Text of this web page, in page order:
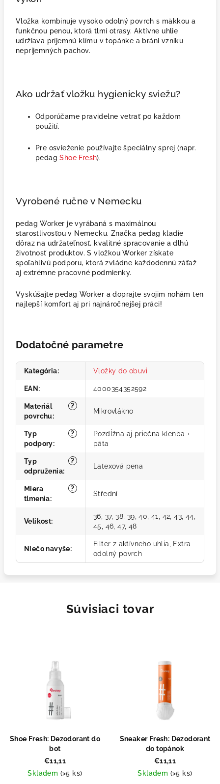
Vložka kombinuje vysoko odolný povrch s mäkkou a
funkčnou penou, ktorá tlmí otrasy. Aktívne uhlie
udržiava príjemnú klímu v topánke a bráni vzniku
nepríjemných pachov.
Ako udržať vložku hygienicky sviežu?
Odporúčame pravidelne vetrať po každom
použití.
Pre osvieženie používajte špeciálny sprej (napr.
pedagShoe Fresh).
Vyrobené ručne v Nemecku
pedag Worker je vyrábaná s maximálnou
starostlivosťou v Nemecku. Značka pedag kladie
dôraz na udržateľnosť, kvalitné spracovanie a dlhú
životnosť produktov. S vložkou Worker získate
spoľahlivú podporu, ktorá zvládne každodennú záťaž
aj extrémne pracovné podmienky.
Vyskúšajte pedag Worker a doprajte svojim nohám ten
najlepší komfort aj pri najnáročnejšej práci!
Dodatočné parametre
Kategória: Vložky do obuvi
EAN : 4000354352592
?
Materiál
povrchu:
Mikrovlákno
?
Typ
podpory:
Pozdĺžna aj priečna klenba +
päta
?
Typ
odpruženia:
Latexová pena
?
Miera
tlmenia:
Střední
Velikost:
36, 37, 38, 39, 40, 41, 42, 43, 44,
45, 46, 47, 48
Niečo navyše:
Filter z aktívneho uhlia, Extra
odolný povrch
Súvisiaci tovar
Shoe Fresh: Dezodorant do
bot
€11,11
Skladem (>5 ks)
Sneaker Fresh: Dezodorant
do topánok
€11,11
Skladem (>5 ks)